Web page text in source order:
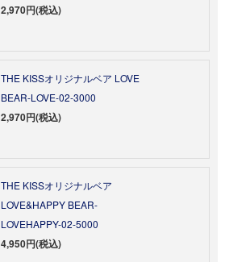
2,970円(税込)
THE KISSオリジナルベア LOVE
BEAR-LOVE-02-3000
2,970円(税込)
THE KISSオリジナルベア
LOVE&HAPPY BEAR-
LOVEHAPPY-02-5000
4,950円(税込)